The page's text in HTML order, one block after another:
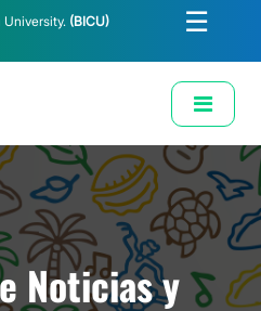
University. (BICU) ☰
Institucional
Noticias y